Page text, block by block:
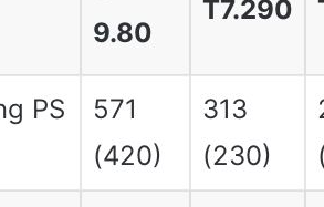
9.80
T7.290
PS
571
(420)
313
(230)